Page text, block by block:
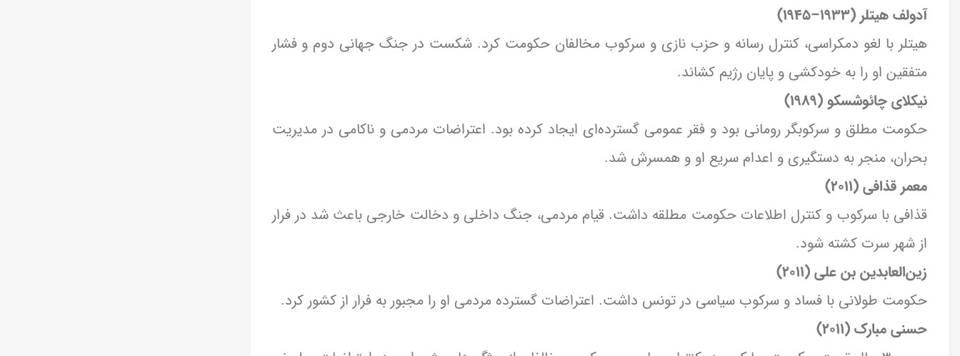
آدولف هیتلر (۱۹۳۳–۱۹۴۵)
هیتلر با لغو دمکراسی، کنترل رسانه و حزب نازی و سرکوب مخالفان حکومت کرد. شکست در جنگ جهانی دوم و فشار
متفقین او را به خودکشی و پایان رژیم کشاند.
نیکلای چائوشسکو (۱۹۸۹)
حکومت مطلق و سرکوبگر رومانی بود و فقر عمومی گسترده‌ای ایجاد کرده بود. اعتراضات مردمی و ناکامی در مدیریت
بحران، منجر به دستگیری و اعدام سریع او و همسرش شد.
معمر قذافی (۲۰۱۱)
قذافی با سرکوب و کنترل اطلاعات حکومت مطلقه داشت. قیام مردمی، جنگ داخلی و دخالت خارجی باعث شد در فرار
از شهر سرت کشته شود.
زین‌العابدین بن علی (۲۰۱۱)
حکومت طولانی با فساد و سرکوب سیاسی در تونس داشت. اعتراضات گسترده مردمی او را مجبور به فرار از کشور کرد.
حسنی مبارک (۲۰۱۱)